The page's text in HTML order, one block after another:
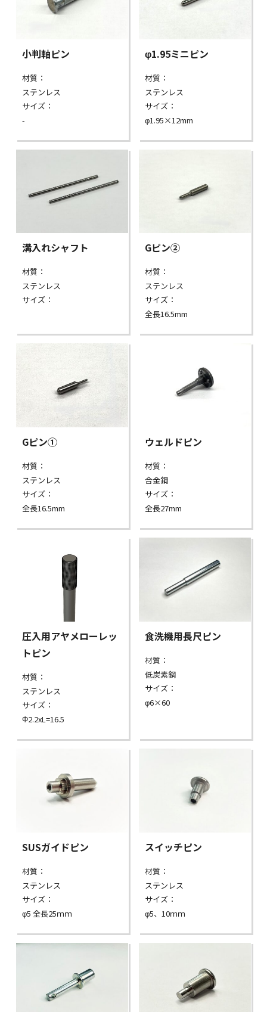
小判軸ピン
材質：
ステンレス
サイズ：
-
φ1.95ミニピン
材質：
ステンレス
サイズ：
φ1.95×12mm
溝入れシャフト
材質：
ステンレス
サイズ：
Gピン②
材質：
ステンレス
サイズ：
全長16.5mm
Gピン①
材質：
ステンレス
サイズ：
全長16.5mm
ウェルドピン
材質：
合金鋼
サイズ：
全長27mm
圧入用アヤメローレッ
トピン
材質：
ステンレス
サイズ：
Φ2.2xL=16.5
食洗機用長尺ピン
材質：
低炭素鋼
サイズ：
φ6×60
SUSガイドピン
材質：
ステンレス
サイズ：
φ5 全長25ｍｍ
スイッチピン
材質：
ステンレス
サイズ：
φ5、10ｍｍ